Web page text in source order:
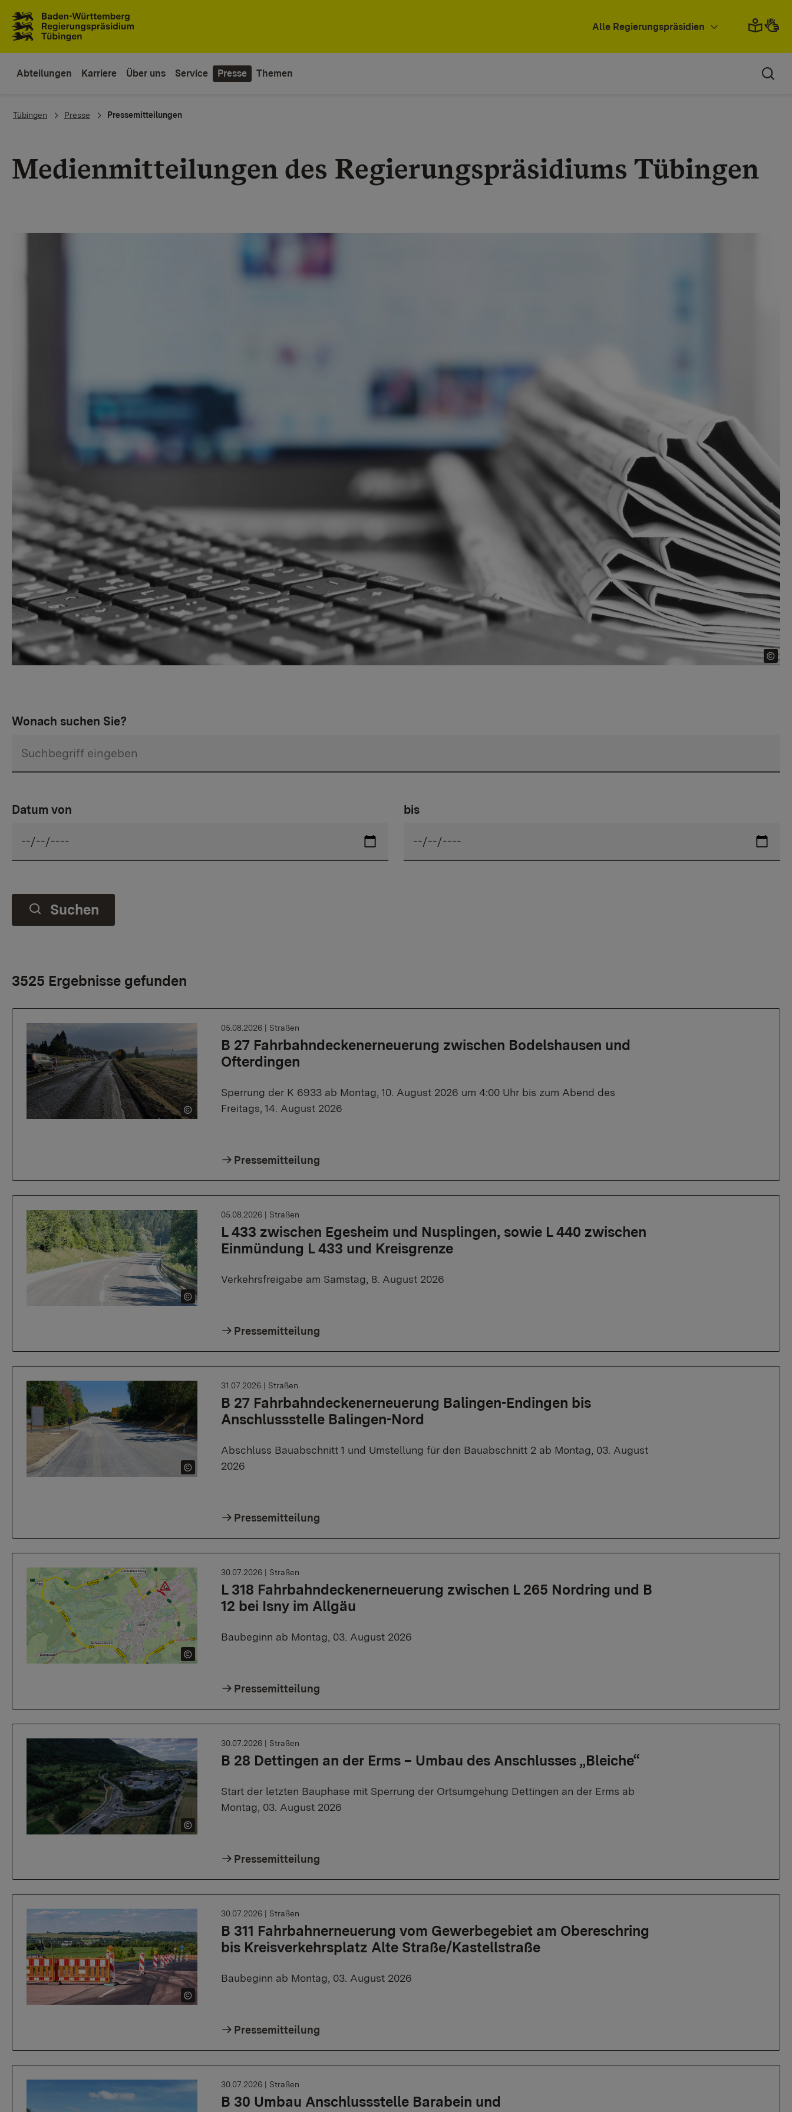
Alle Regierungspräsidien
Abteilungen Karriere Über uns Service Presse Themen
You are here:
Tübingen Presse Pressemitteilungen
Medienmitteilungen des Regierungspräsidiums Tübingen
Wonach suchen Sie?
Datum von bis
Suchen
3525 Ergebnisse gefunden
B 27 Fahrbahndeckenerneuerung zwischen Bodelshausen und
Ofterdingen
05.08.2026 | Straßen
Sperrung der K 6933 ab Montag, 10. August 2026 um 4:00 Uhr bis zum Abend des
Freitags, 14. August 2026
Pressemitteilung
L 433 zwischen Egesheim und Nusplingen, sowie L 440 zwischen
Einmündung L 433 und Kreisgrenze
05.08.2026 | Straßen
Verkehrsfreigabe am Samstag, 8. August 2026
Pressemitteilung
B 27 Fahrbahndeckenerneuerung Balingen-Endingen bis
Anschlussstelle Balingen-Nord
31.07.2026 | Straßen
Abschluss Bauabschnitt 1 und Umstellung für den Bauabschnitt 2 ab Montag, 03. August
2026
Pressemitteilung
L 318 Fahrbahndeckenerneuerung zwischen L 265 Nordring und B
12 bei Isny im Allgäu
30.07.2026 | Straßen
Baubeginn ab Montag, 03. August 2026
Pressemitteilung
B 28 Dettingen an der Erms – Umbau des Anschlusses „Bleiche“
30.07.2026 | Straßen
Start der letzten Bauphase mit Sperrung der Ortsumgehung Dettingen an der Erms ab
Montag, 03. August 2026
Pressemitteilung
B 311 Fahrbahnerneuerung vom Gewerbegebiet am Obereschring
bis Kreisverkehrsplatz Alte Straße/Kastellstraße
30.07.2026 | Straßen
Baubeginn ab Montag, 03. August 2026
Pressemitteilung
B 30 Umbau Anschlussstelle Barabein und
30.07.2026 | Straßen